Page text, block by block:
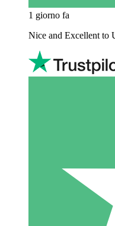
1 giorno fa
Nice and Excellent to